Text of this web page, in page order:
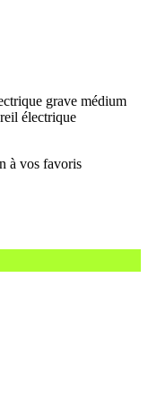
grave médium
électrique